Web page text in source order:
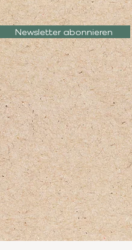
Newsletter abonnieren